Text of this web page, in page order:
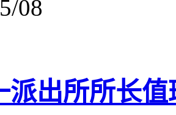
08
派出所所长